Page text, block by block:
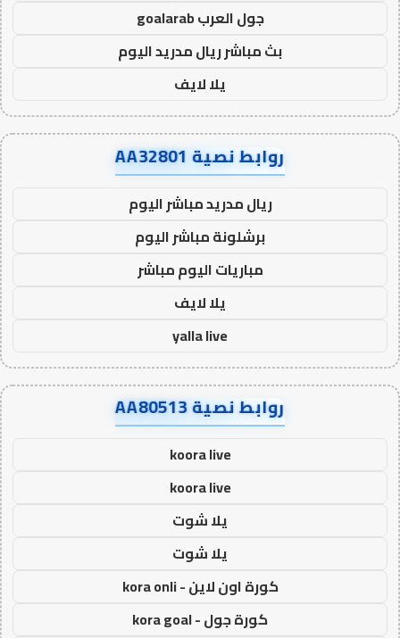
جول العرب goalarab
بث مباشر ريال مدريد اليوم
يلا لايف
روابط نصية AA32801
ريال مدريد مباشر اليوم
برشلونة مباشر اليوم
مباريات اليوم مباشر
يلا لايف
yalla live
روابط نصية AA80513
koora live
koora live
يلا شوت
يلا شوت
كورة اون لاين - kora onli
كورة جول - kora goal